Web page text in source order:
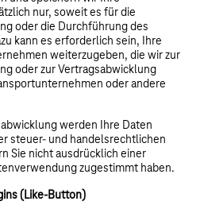
nur, soweit es für die
oder die Durchführung des
kann es erforderlich sein, Ihre
weiterzugeben, die wir zur
oder zur Vertragsabwicklung
oder andere
werden Ihre Daten
steuer- und handelsrechtlichen
Sie nicht ausdrücklich einer
zugestimmt haben.
(Like-Button)